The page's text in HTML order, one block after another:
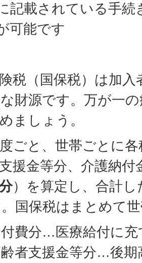
記載されている手
可能です
税（国保税）は加
財源です。万が一
ましょう。
ごと、世帯ごとに
援金等分、介護納付
）を算定し、合計
国保税はまとめて
付費分…医療給付に
者支援金等分…後期